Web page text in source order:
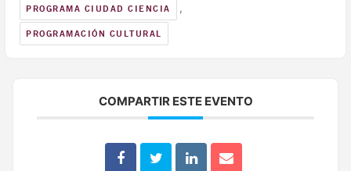
PROGRAMA CIUDAD CIENCIA ,
PROGRAMACIÓN CULTURAL
COMPARTIR ESTE EVENTO